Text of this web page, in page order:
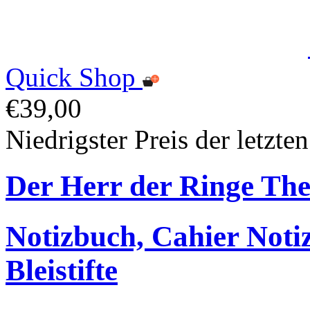
Quick Shop
€39,00
Niedrigster Preis der
Der Herr der Ringe
Notizbuch, Cahier
Bleistifte